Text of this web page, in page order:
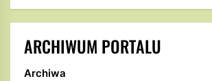
ARCHIWUM PORTALU
Archiwa